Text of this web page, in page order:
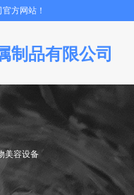
方网站！
制品有限公司
美容设备